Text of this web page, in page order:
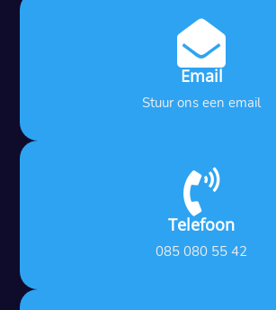

Email
Stuur ons een email

Telefoon
085 080 55 42